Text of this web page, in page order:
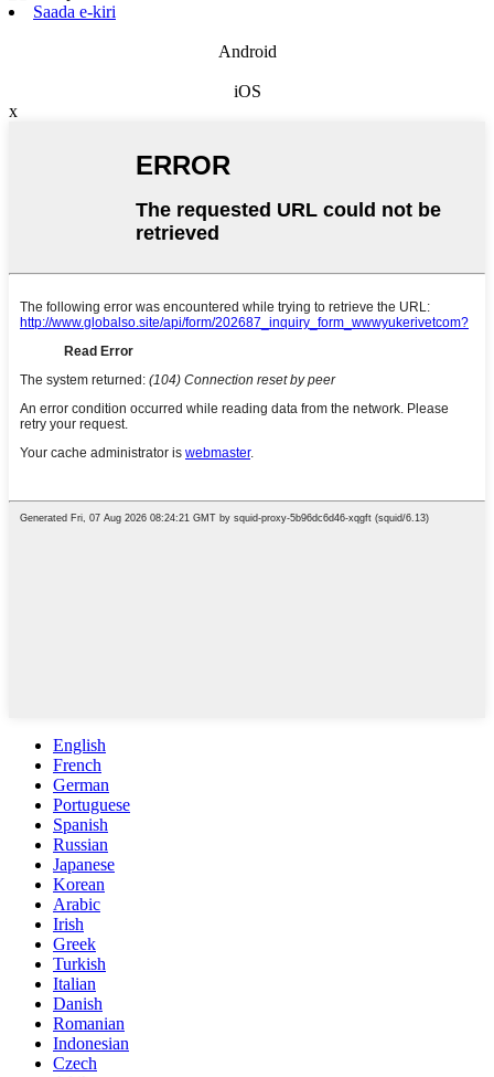
Saada e-kiri
Android
iOS
x
English
French
German
Portuguese
Spanish
Russian
Japanese
Korean
Arabic
Irish
Greek
Turkish
Italian
Danish
Romanian
Indonesian
Czech